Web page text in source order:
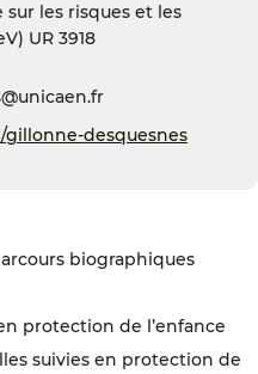
les risques et les
UR 3918
gillonne-desquesnes
biographiques
protection de l’enfance